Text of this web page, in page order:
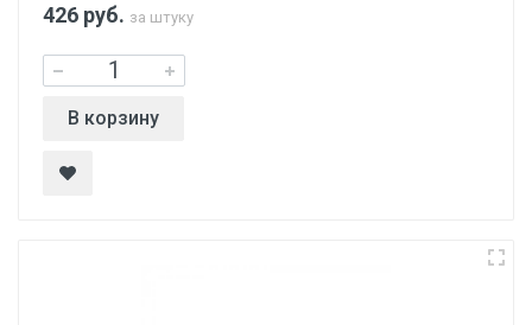
426 руб. за штуку
В корзину